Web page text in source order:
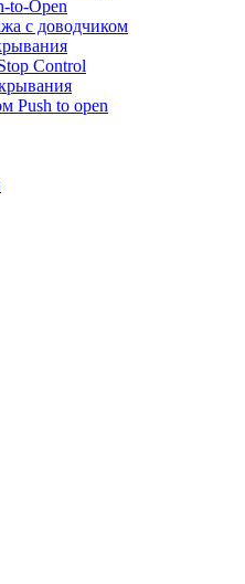
to-Open
с доводчиком
Control
Push to open